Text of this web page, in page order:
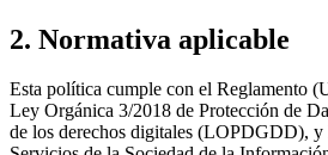
2. Normativa aplicable
Esta política cumple con el Reglamento
Ley Orgánica 3/2018 de Protección de
de los derechos digitales (LOPDGDD),